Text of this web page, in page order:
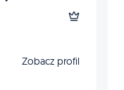
Zobacz profil